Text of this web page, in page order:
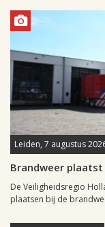
Leiden, 7 augustus
Brandweer
De Veiligheidsregio
plaatsen bij de